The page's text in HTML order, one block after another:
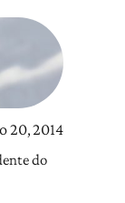
20, 2014
do